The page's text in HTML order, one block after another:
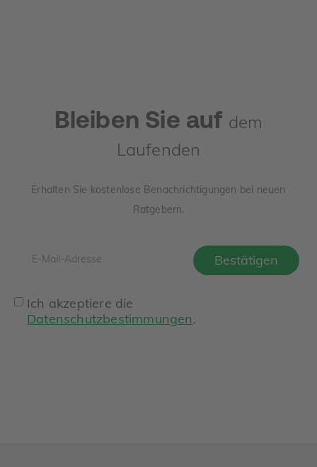
Bleiben Sie auf dem
Laufenden
Erhalten Sie kostenlose Benachrichtigungen bei neuen
Ratgebern.
Ich akzeptiere die
Datenschutzbestimmungen.